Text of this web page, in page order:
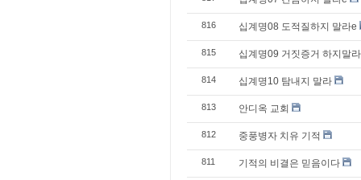
816 십계명08 도적질하지 말라e
815 십계명09 거짓증거 하지말
814 십계명10 탐내지 말라
813 안디옥 교회
812 중풍병자 치유 기적
811 기적의 비결은 믿음이다